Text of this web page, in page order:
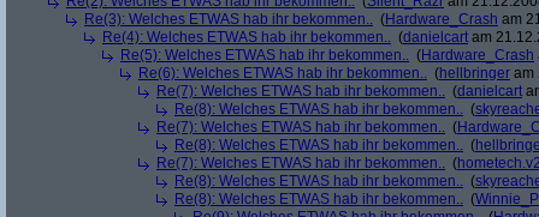
Re(3): Welches ETWAS hab ihr bekommen.. (Hardware_Crash am
Re(4): Welches ETWAS hab ihr bekommen.. (danielcart am
Re(5): Welches ETWAS hab ihr bekommen.. (Hardware_Crash
Re(6): Welches ETWAS hab ihr bekommen.. (hellbringer am
Re(7): Welches ETWAS hab ihr bekommen.. (danielcart
Re(8): Welches ETWAS hab ihr bekommen.. (
Re(7): Welches ETWAS hab ihr bekommen.. (
Re(8): Welches ETWAS hab ihr bekommen.. (
Re(7): Welches ETWAS hab ihr bekommen.. (
Re(8): Welches ETWAS hab ihr bekommen.. (
Re(8): Welches ETWAS hab ihr bekommen.. (